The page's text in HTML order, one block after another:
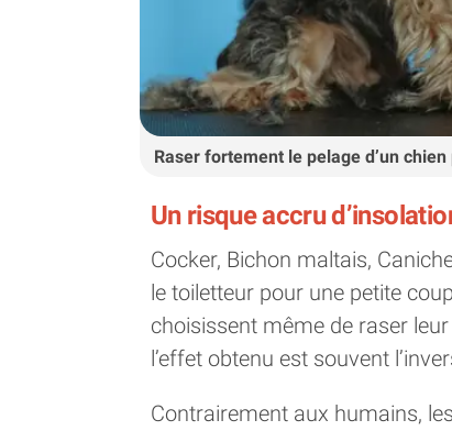
Raser fortement le pelage d’un
Un risque accru
Cocker, Bichon maltais,
le toiletteur pour une petite
choisissent même de raser
l’effet obtenu est souvent
Contrairement aux humains,